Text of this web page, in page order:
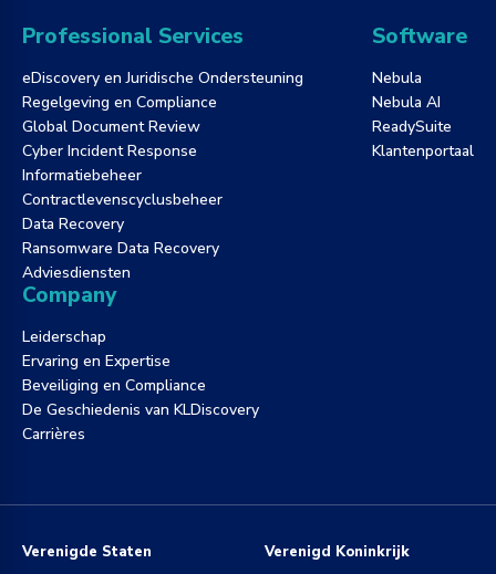
Professional Services
eDiscovery en Juridische Ondersteuning
Regelgeving en Compliance
Global Document Review
Cyber Incident Response
Informatiebeheer
Contractlevenscyclusbeheer
Data Recovery
Ransomware Data Recovery
Adviesdiensten
Software
Nebula
Nebula AI
ReadySuite
Klantenportaal
Company
Leiderschap
Ervaring en Expertise
Beveiliging en Compliance
De Geschiedenis van KLDiscovery
Carrières
Verenigde Staten Verenigd Koninkrijk